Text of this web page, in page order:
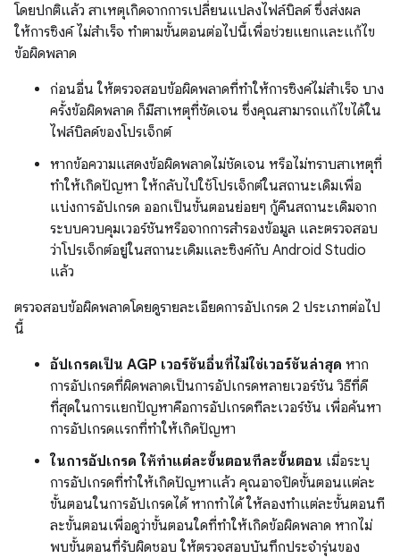
โดยปกติแล้ว สาเหตุเกิดจากการเปลี่ยนแปลงไฟล์บิลด์ ซึ่งส่งผล
ให้การซิงค์ ไม่สำเร็จ ทำตามขั้นตอนต่อไปนี้เพื่อช่วยแยกและแก้ไข
ข้อผิดพลาด
ก่อนอื่น ให้ตรวจสอบข้อผิดพลาดที่ทำให้การซิงค์ไม่สำเร็จ บาง
ครั้งข้อผิดพลาด ก็มีสาเหตุที่ชัดเจน ซึ่งคุณสามารถแก้ไขได้ใน
ไฟล์บิลด์ของโปรเจ็กต์
หากข้อความแสดงข้อผิดพลาดไม่ชัดเจน หรือไม่ทราบสาเหตุที่
ทำให้เกิดปัญหา ให้กลับไปใช้โปรเจ็กต์ในสถานะเดิมเพื่อ
แบ่งการอัปเกรด ออกเป็นขั้นตอนย่อยๆ กู้คืนสถานะเดิมจาก
ระบบควบคุมเวอร์ชันหรือจากการสำรองข้อมูล และตรวจสอบ
ว่าโปรเจ็กต์อยู่ในสถานะเดิมและซิงค์กับ Android Studio
แล้ว
ตรวจสอบข้อผิดพลาดโดยดูรายละเอียดการอัปเกรด 2 ประเภทต่อไป
นี้
อัปเกรดเป็น AGP เวอร์ชันอื่นที่ไม่ใช่เวอร์ชันล่าสุด หาก
การอัปเกรดที่ผิดพลาดเป็นการอัปเกรดหลายเวอร์ชัน วิธีที่ดี
ที่สุดในการแยกปัญหาคือการอัปเกรดทีละเวอร์ชัน เพื่อค้นหา
การอัปเกรดแรกที่ทำให้เกิดปัญหา
ในการอัปเกรด ให้ทำแต่ละขั้นตอนทีละขั้นตอน เมื่อระบุ
การอัปเกรดที่ทำให้เกิดปัญหาแล้ว คุณอาจปิดขั้นตอนแต่ละ
ขั้นตอนในการอัปเกรดได้ หากทำได้ ให้ลองทำแต่ละขั้นตอนที
ละขั้นตอนเพื่อดูว่าขั้นตอนใดที่ทำให้เกิดข้อผิดพลาด หากไม่
พบขั้นตอนที่รับผิดชอบ ให้ตรวจสอบบันทึกประจำรุ่นของ